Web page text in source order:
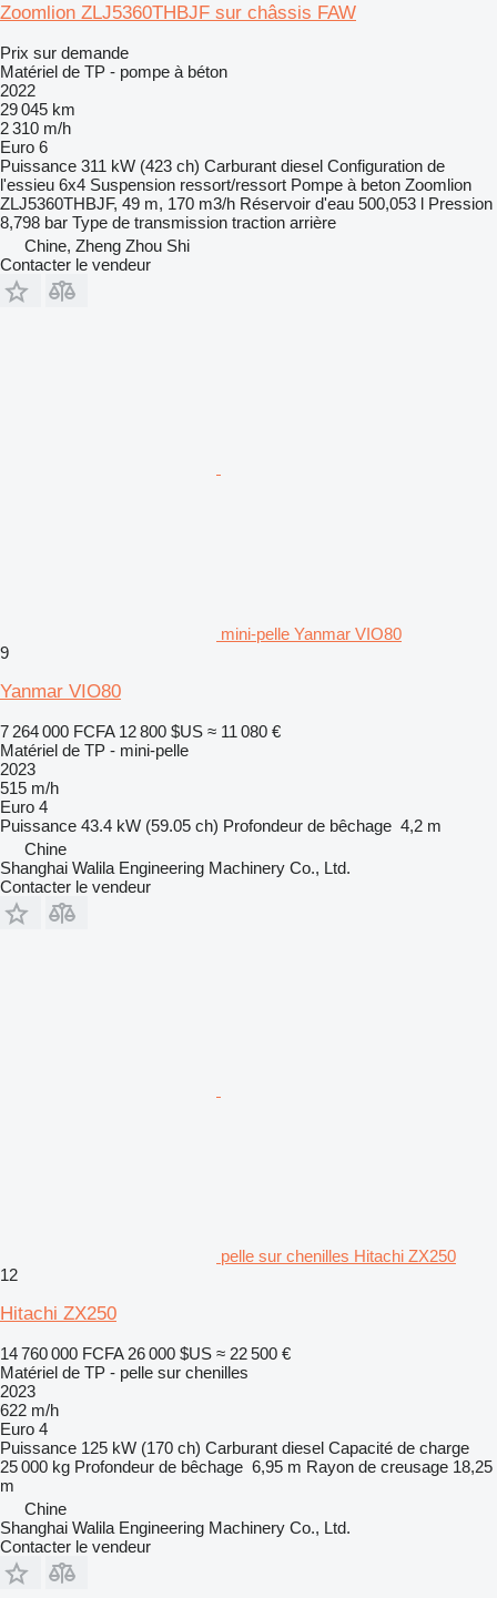
Zoomlion ZLJ5360THBJF sur châssis FAW
Prix sur demande
Matériel de TP - pompe à béton
2022
29 045 km
2 310 m/h
Euro 6
Puissance 311 kW (423 ch) Carburant diesel Configuration de
l'essieu 6x4 Suspension ressort/ressort Pompe à beton Zoomlion
ZLJ5360THBJF, 49 m, 170 m3/h Réservoir d'eau 500,053 l Pression
8,798 bar Type de transmission traction arrière
Chine, Zheng Zhou Shi
Contacter le vendeur
mini-pelle Yanmar VIO80
9
Yanmar VIO80
7 264 000 FCFA 12 800 $US ≈ 11 080 €
Matériel de TP - mini-pelle
2023
515 m/h
Euro 4
Puissance 43.4 kW (59.05 ch) Profondeur de bêchage 4,2 m
Chine
Shanghai Walila Engineering Machinery Co., Ltd.
Contacter le vendeur
pelle sur chenilles Hitachi ZX250
12
Hitachi ZX250
14 760 000 FCFA 26 000 $US ≈ 22 500 €
Matériel de TP - pelle sur chenilles
2023
622 m/h
Euro 4
Puissance 125 kW (170 ch) Carburant diesel Capacité de charge
25 000 kg Profondeur de bêchage 6,95 m Rayon de creusage 18,25
m
Chine
Shanghai Walila Engineering Machinery Co., Ltd.
Contacter le vendeur